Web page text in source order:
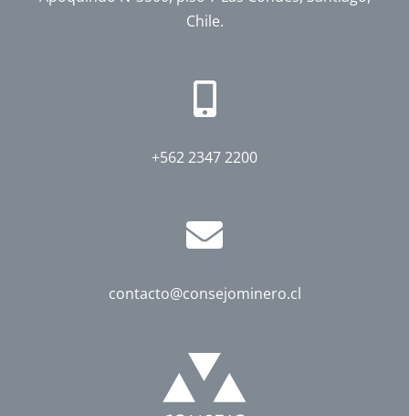
Chile.
+562 2347 2200
contacto@consejominero.cl